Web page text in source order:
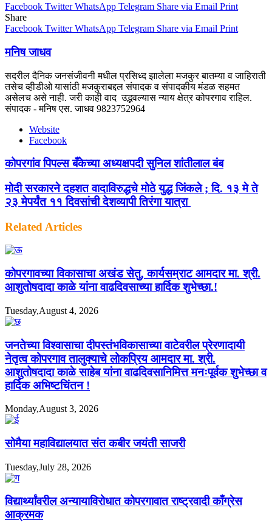
Facebook Twitter WhatsApp Telegram Share via Email Print
Share
Facebook Twitter WhatsApp Telegram Share via Email Print
मनिष जाधव
सदरील दैनिक जनसंजीवनी मधील प्रसिध्द झालेला मजकुर बातम्या व जाहिराती
तसेच व्हीडीओ यासांठी मजकुराबद्दल संपादक व संपादकीय मंडळ सहमत
असेलच असे नाही. जरी काही वाद उद्भवल्यास न्याय क्षेत्र कोपरगाव राहिल.
संपादक - मनिष एस. जाधव 9823752964
Website
Facebook
कोपरगांव पिपल्स बँकेच्या अध्यक्षपदी सुनिल शांतीलाल बंब
मोदी सरकारने दहशत वादाविरुद्धचे मोठे युद्ध जिंकले ; दि. १३ मे ते
२३ मेपर्यंत ११ दिवसांची देशव्यापी तिरंगा यात्रा
Related Articles
कोपरगावच्या विकासाचा अखंड सेतु, कार्यसम्राट आमदार मा. श्री.
आशुतोषदादा काळे यांना वाढदिवसाच्या हार्दिक शुभेच्छा.!
Tuesday,August 4, 2026
जनतेच्या विश्वासाचा दीपस्तंभविकासाच्या वाटेवरील प्रेरणादायी
नेतृत्व कोपरगाव तालुक्याचे लोकप्रिय आमदार मा. श्री.
आशुतोषदादा काळे साहेब यांना वाढदिवसानिमित्त मनःपूर्वक शुभेच्छा व
हार्दिक अभिष्टचिंतन !
Monday,August 3, 2026
सोमैया महाविद्यालयात संत कबीर जयंती साजरी
Tuesday,July 28, 2026
विद्यार्थ्यांवरील अन्यायाविरोधात कोपरगावात राष्ट्रवादी काँग्रेस
आक्रमक